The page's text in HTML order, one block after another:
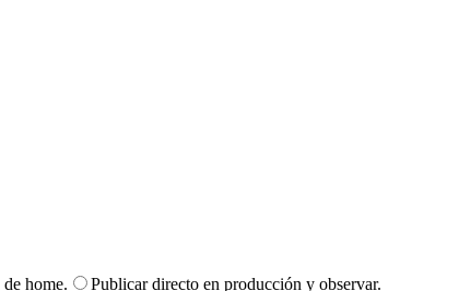
home. Publicar directo en producción y observar.